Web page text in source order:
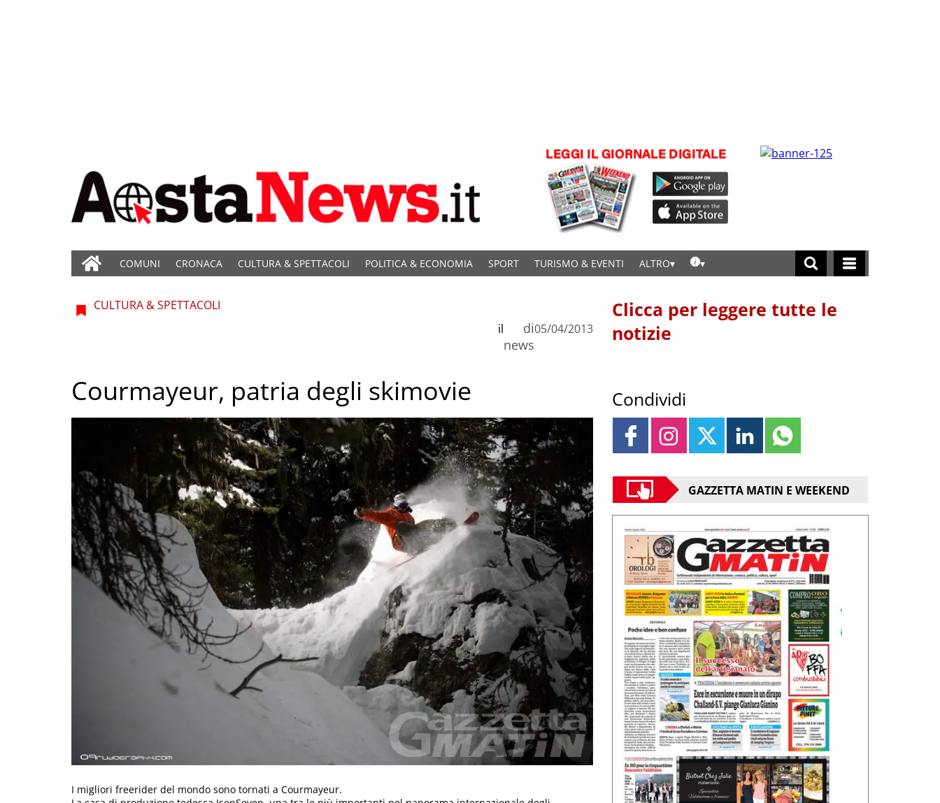
COMUNI CRONACA CULTURA & SPETTACOLI POLITICA & ECONOMIA SPORT TURISMO & EVENTI ALTRO
CULTURA & SPETTACOLI
di
news
il 05/04/2013
Courmayeur, patria degli skimovie
I migliori freerider del mondo sono tornati a Courmayeur.
Clicca per leggere tutte le
notizie
Condividi
GAZZETTA MATIN E WEEKEND